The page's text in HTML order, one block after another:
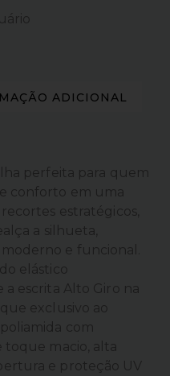
ADICIONAL
perfeita para quem
conforto em uma
estratégicos,
a silhueta,
e funcional.
elástico
a escrita Alto Giro na
exclusivo ao
com
toque macio, alta
e proteção UV